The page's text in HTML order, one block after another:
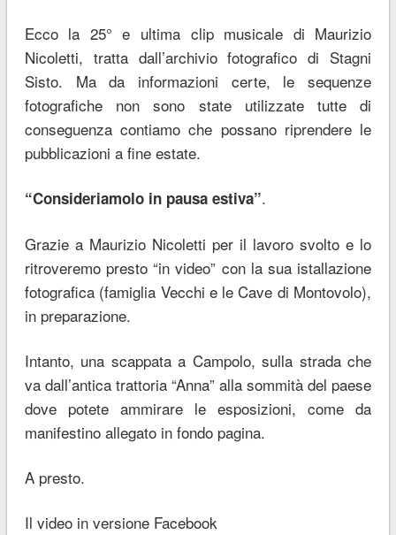
Ecco la 25° e ultima clip musicale di Maurizio
Nicoletti, tratta dall’archivio fotografico di Stagni
Sisto. Ma da informazioni certe, le sequenze
fotografiche non sono state utilizzate tutte di
conseguenza contiamo che possano riprendere le
pubblicazioni a fine estate.
“Consideriamolo in pausa estiva”.
Grazie a Maurizio Nicoletti per il lavoro svolto e lo
ritroveremo presto “in video” con la sua istallazione
fotografica (famiglia Vecchi e le Cave di Montovolo),
in preparazione.
Intanto, una scappata a Campolo, sulla strada che
va dall’antica trattoria “Anna” alla sommità del paese
dove potete ammirare le esposizioni, come da
manifestino allegato in fondo pagina.
A presto.
Il video in versione Facebook